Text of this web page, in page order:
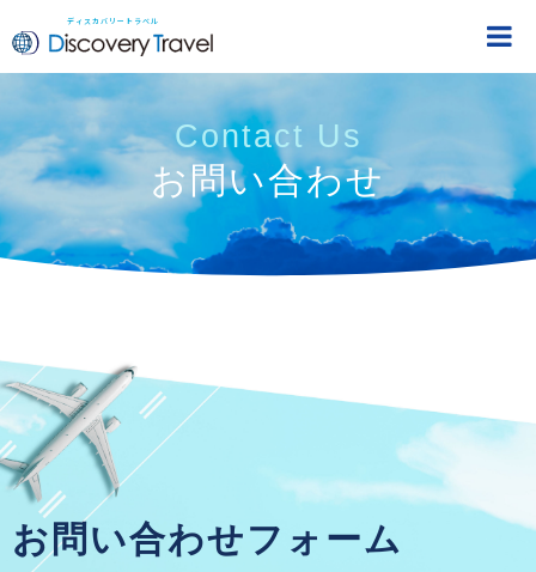
ディスカバリートラベル
DiscoveryTravel
Contact Us
お問い合わせ
お問い合わせフォーム